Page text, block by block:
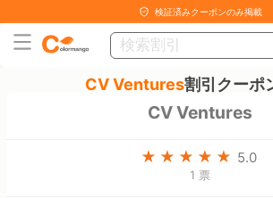
検証済みクーポンのみ掲載
CV Ventures割引クーポ
CV Ventures
5.0
1 票